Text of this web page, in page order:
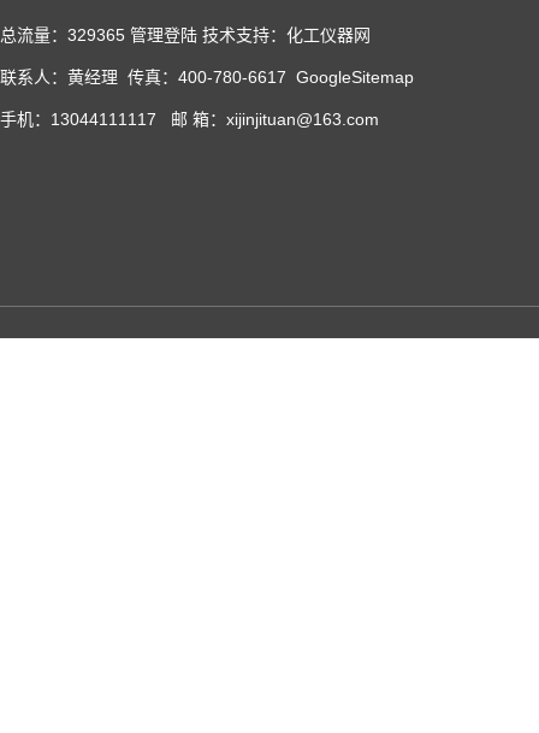
总流量：329365 管理登陆 技术支持：化工仪器网
联系人：黄经理 传真：400-780-6617 GoogleSitemap
手机：13044111117 邮 箱：xijinjituan@163.com